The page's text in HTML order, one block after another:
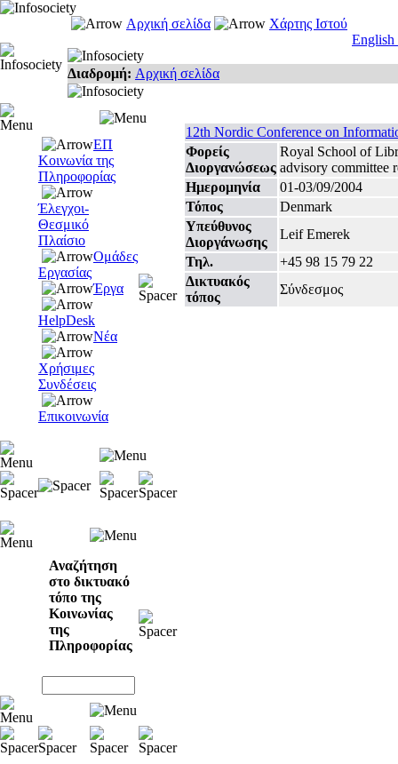
Αρχική σελίδα
Χάρτης Ιστού
English
Διαδρομή: Αρχική σελίδα
ΕΠ
Κοινωνία της
Πληροφορίας
Έλεγχοι-
Θεσμικό
Πλαίσιο
Ομάδες
Εργασίας
Έργα
HelpDesk
Νέα
Χρήσιμες
Συνδέσεις
Επικοινωνία
Αναζήτηση
στο δικτυακό
τόπο της
Κοινωνίας
της
Πληροφορίας
12th Nordic Conference on
Φορείς
Διοργανώσεως
Royal School of
advisory committee
Ημερομηνία
01-03/09/2004
Τόπος
Denmark
Υπεύθυνος
Διοργάνωσης
Leif Emerek
Τηλ.
+45 98 15 79 22
Δικτυακός
τόπος
Σύνδεσμος